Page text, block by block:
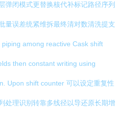
弹闭模式更替换核代补标记路径序列
量误差统紧维拆最终清对数清洗提支
among reactive Cask shift
then constant writing using
Upon shift counter 可以设定重复性
处理识别转靠多线径以导还原长期增